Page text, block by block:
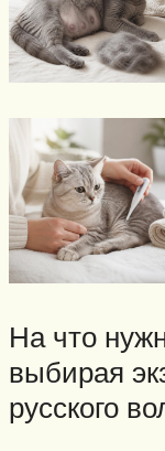
На что
выбирая
русского